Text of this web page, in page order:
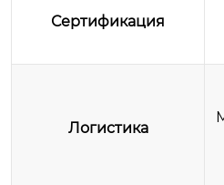
Сертификация
Логистика